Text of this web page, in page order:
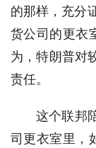
的那样，充分
货公司的更衣
为，特朗普对
责任。
这个联邦
司更衣室里，